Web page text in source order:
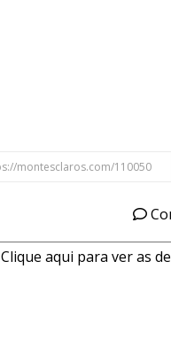
Clique aqui para ver as